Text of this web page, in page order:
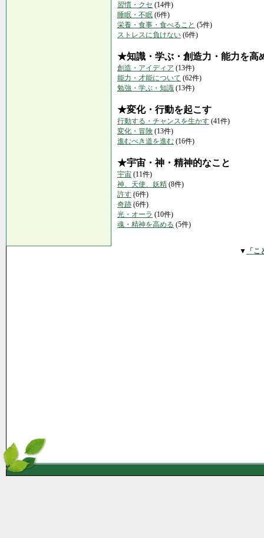
習慣・クセ (14件)
睡眠・不眠 (6件)
栄養・食事・食べること (5件)
ストレスに負けない (6件)
★知識・学ぶ・創造力・能力を高
創造・アイディア (13件)
能力・才能について (62件)
勉強・学ぶ・知識 (13件)
★変化・行動を起こす
行動する・チャンスを生かす (41件)
変化・冒険 (13件)
進むべき道を進む (16件)
★宇宙・神・精神的なこと
宇宙 (11件)
神、天使、妖精 (8件)
許す (6件)
奇跡 (6件)
光・オーラ (10件)
魂・精神を高める (5件)
▼ 「